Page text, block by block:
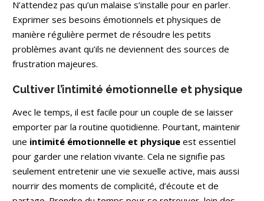
N’attendez pas qu’un malaise s’installe pour en parler.
Exprimer ses besoins émotionnels et physiques de
manière régulière permet de résoudre les petits
problèmes avant qu’ils ne deviennent des sources de
frustration majeures.
Cultiver l’intimité émotionnelle et physique
Avec le temps, il est facile pour un couple de se laisser
emporter par la routine quotidienne. Pourtant, maintenir
une intimité émotionnelle et physique est essentiel
pour garder une relation vivante. Cela ne signifie pas
seulement entretenir une vie sexuelle active, mais aussi
nourrir des moments de complicité, d’écoute et de